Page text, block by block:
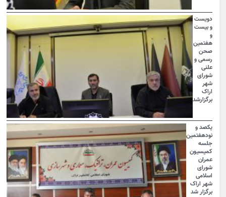
دویست
و بیست
هفتمین
صحن
رسمی و
علنی
شورای
شهر
اراک
برگزارشد
یکصد و
نودهفتمین
جلسه
کمیسیون
عمران
شورای
اسلامی
شهر اراک
برگزار شد